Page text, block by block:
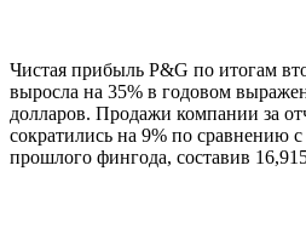
Чистая прибыль P&G по итогам
выросла на 35% в годовом
долларов. Продажи компании за
сократились на 9% по сравнению
прошлого фингода, составив